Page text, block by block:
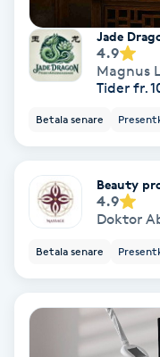
Fransk manikyr
Fransrengöring
Friskvård
Jade
4.9
Magnus
Tider fr.
Betala senare
Beauty
4.9
Doktor
Betala senare